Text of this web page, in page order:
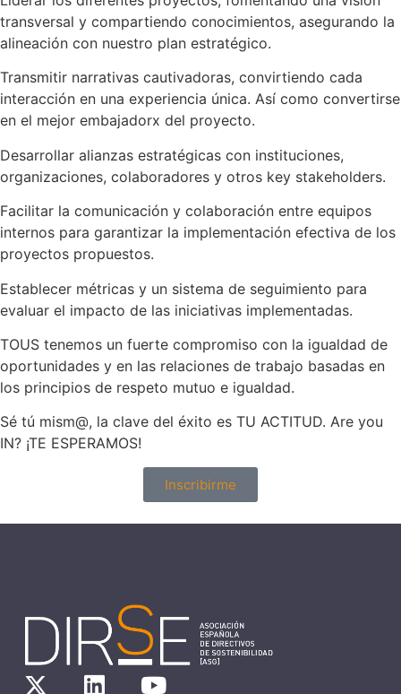
transversal y compartiendo conocimientos, asegurando la
alineación con nuestro plan estratégico.
Transmitir narrativas cautivadoras, convirtiendo cada
interacción en una experiencia única. Así como convertirse
en el mejor embajadorx del proyecto.
Desarrollar alianzas estratégicas con instituciones,
organizaciones, colaboradores y otros key stakeholders.
Facilitar la comunicación y colaboración entre equipos
internos para garantizar la implementación efectiva de los
proyectos propuestos.
Establecer métricas y un sistema de seguimiento para
evaluar el impacto de las iniciativas implementadas.
TOUS tenemos un fuerte compromiso con la igualdad de
oportunidades y en las relaciones de trabajo basadas en
los principios de respeto mutuo e igualdad.
Sé tú mism@, la clave del éxito es TU ACTITUD. Are you
IN? ¡TE ESPERAMOS!
Inscribirme